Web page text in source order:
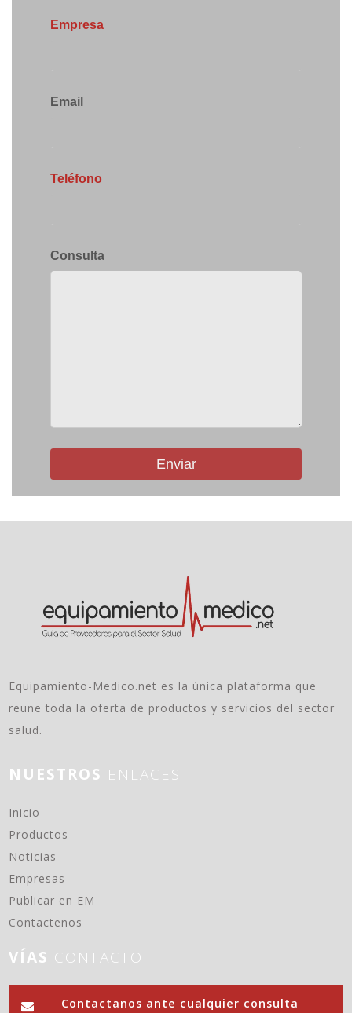
Empresa
Email
Teléfono
Consulta
Enviar
Equipamiento-Medico.net es la única plataforma que
reune toda la oferta de productos y servicios del sector
salud.
NUESTROS ENLACES
Inicio
Productos
Noticias
Empresas
Publicar en EM
Contactenos
VÍAS CONTACTO
Contactanos ante cualquier consulta